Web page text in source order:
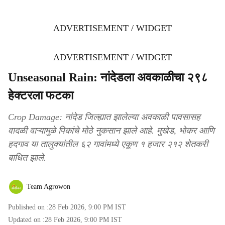
ADVERTISEMENT / WIDGET
ADVERTISEMENT / WIDGET
Unseasonal Rain: नांदेडला अवकाळीचा २९८
हेक्टरला फटका
Crop Damage: नांदेड जिल्ह्यात झालेल्या अवकाळी पावसासह
वादळी वाऱ्यामुळे पिकांचे मोठे नुकसान झाले आहे. मुखेड, भोकर आणि
हदगाव या तालुक्यांतील ६२ गावांमध्ये एकूण १ हजार २१२ शेतकरी
बाधित झाले.
Team Agrowon
Published on :28 Feb 2026, 9:00 PM IST
Updated on :28 Feb 2026, 9:00 PM IST